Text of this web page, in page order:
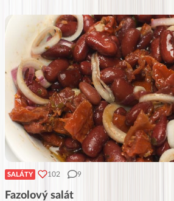
SALÁTY 102 9
Fazolový salát